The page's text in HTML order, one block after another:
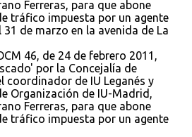
Ferreras, para que abone
tráfico impuesta por un agente
31 de marzo en la avenida de La
46, de 24 de febrero 2011,
por la Concejalía de
coordinador de IU Leganés y
Organización de IU-Madrid,
Ferreras, para que abone
tráfico impuesta por un agente